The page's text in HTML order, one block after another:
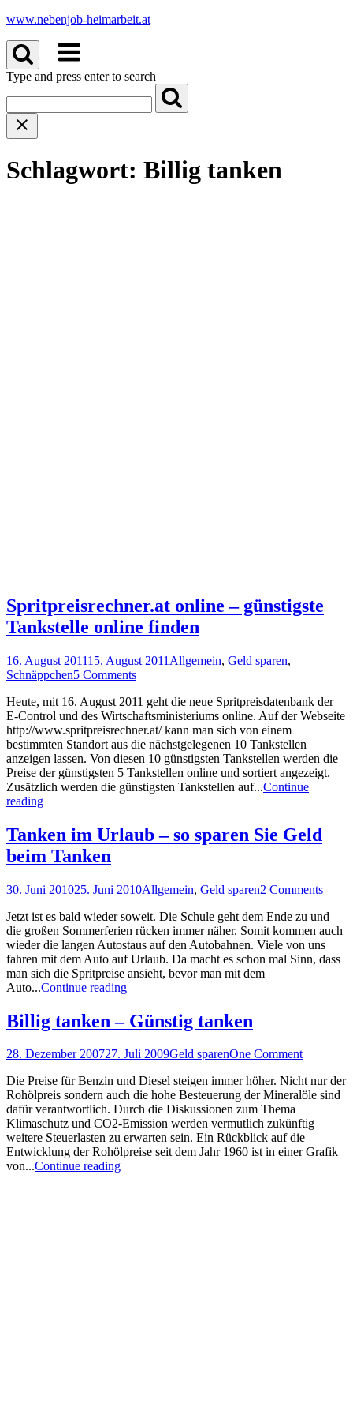
Skip
content
www.nebenjob-heimarbeit.at
Menu
Type and press enter to search
Schlagwort: Billig tanken
Spritpreisrechner.at online – günstigste
Tankstelle online finden
16. August 201115. August 2011 Allgemein, Geld sparen,
Schnäppchen5 Comments
Heute, mit 16. August 2011 geht die neue Spritpreisdatenbank der
E-Control und des Wirtschaftsministeriums online. Auf der Webseite
http://www.spritpreisrechner.at/ kann man sich von einem
bestimmten Standort aus die nächstgelegenen 10 Tankstellen
anzeigen lassen. Von diesen 10 günstigsten Tankstellen werden die
Preise der günstigsten 5 Tankstellen online und sortiert angezeigt.
Zusätzlich werden die günstigsten Tankstellen auf...Continue
reading
Tanken im Urlaub – so sparen Sie Geld
beim Tanken
30. Juni 201025. Juni 2010Allgemein, Geld sparen2 Comments
Jetzt ist es bald wieder soweit. Die Schule geht dem Ende zu und
die großen Sommerferien rücken immer näher. Somit kommen auch
wieder die langen Autostaus auf den Autobahnen. Viele von uns
fahren mit dem Auto auf Urlaub. Da macht es schon mal Sinn, dass
man sich die Spritpreise ansieht, bevor man mit dem
Auto...Continue reading
Billig tanken – Günstig tanken
28. Dezember 200727. Juli 2009Geld sparenOne Comment
Die Preise für Benzin und Diesel steigen immer höher. Nicht nur der
Rohölpreis sondern auch die hohe Besteuerung der Mineralöle sind
dafür verantwortlich. Durch die Diskussionen zum Thema
Klimaschutz und CO2-Emission werden vermutlich zukünftig
weitere Steuerlasten zu erwarten sein. Ein Rückblick auf die
Entwicklung der Rohölpreise seit dem Jahr 1960 ist in einer Grafik
von...Continue reading